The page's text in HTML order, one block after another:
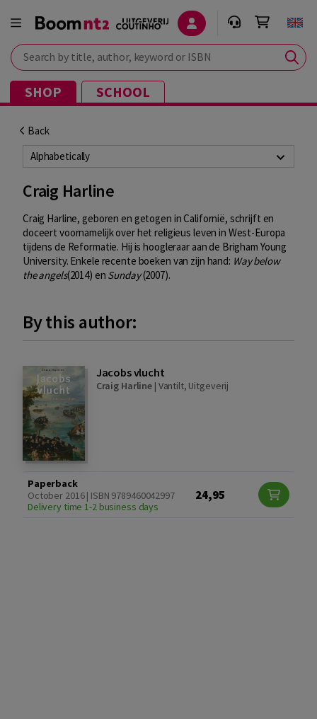
Search by title, author, keyword or ISBN
SHOP SCHOOL
Back
Alphabetically
Craig Harline
Craig Harline, geboren en getogen in Californië, schrijft en
doceert voornamelijk over het religieus leven in West-Europa
tijdens de Reformatie. Hij is hoogleraar aan de Brigham Young
University. Enkele recente boeken van zijn hand: Way below
the angels(2014) en Sunday(2007).
By this author:
Jacobs vlucht
Craig Harline | Vantilt, Uitgeverij
Paperback
October 2016 | ISBN 9789460042997
Delivery time 1-2 business days
24,95